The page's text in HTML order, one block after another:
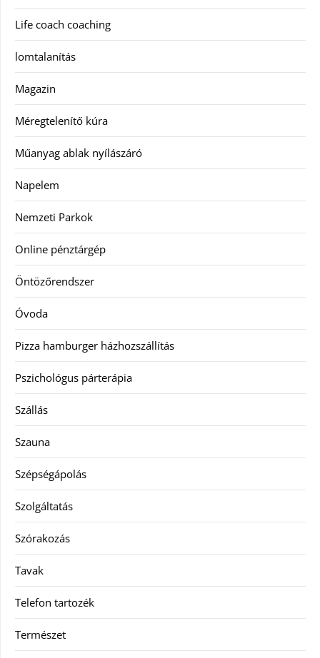
Life coach coaching
lomtalanítás
Magazin
Méregtelenítő kúra
Műanyag ablak nyílászáró
Napelem
Nemzeti Parkok
Online pénztárgép
Öntözőrendszer
Óvoda
Pizza hamburger házhozszállítás
Pszichológus párterápia
Szállás
Szauna
Szépségápolás
Szolgáltatás
Szórakozás
Tavak
Telefon tartozék
Természet